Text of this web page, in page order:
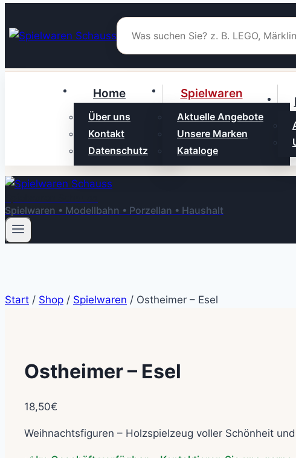
Inhalt
springen
Home
Über uns
Kontakt
Datenschutz
Spielwaren
Aktuelle Angebote
Unsere Marken
Kataloge
Spielwaren • Modellbahn • Porzellan • Haushalt
Start / Shop / Spielwaren / Ostheimer – Esel
Ostheimer – Esel
18,50€
Weihnachtsfiguren – Holzspielzeug voller Schönheit